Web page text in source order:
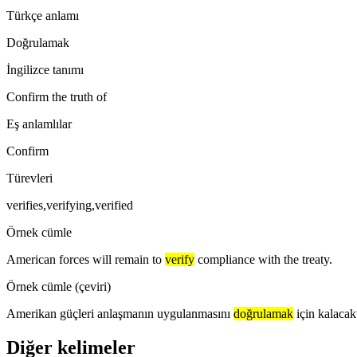
Türkçe anlamı
Doğrulamak
İngilizce tanımı
Confirm the truth of
Eş anlamlılar
Confirm
Türevleri
verifies,verifying,verified
Örnek cümle
American forces will remain to verify compliance with the treaty.
Örnek cümle (çeviri)
Amerikan güçleri anlaşmanın uygulanmasını doğrulamak için
Diğer kelimeler